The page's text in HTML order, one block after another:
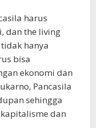
harus
dan the living
hanya
bisa
ekonomi dan
Pancasila
sehingga
dan